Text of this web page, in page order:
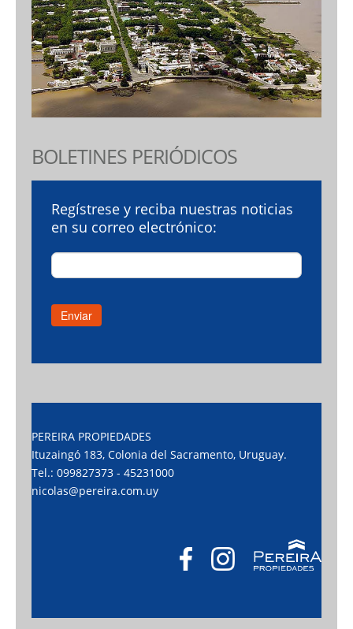
BOLETINES PERIÓDICOS
Regístrese y reciba nuestras noticias
en su correo electrónico:
PEREIRA PROPIEDADES
Ituzaingó 183, Colonia del Sacramento, Uruguay.
Tel.: 099827373 - 45231000
nicolas@pereira.com.uy